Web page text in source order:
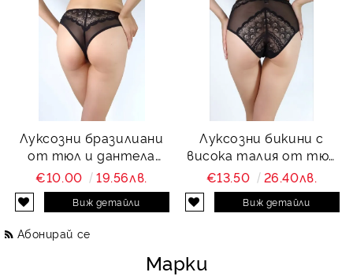
Луксозни бразилиани
от тюл и дантела
Charity
€10.00 19.56лв.
Виж детайли
Луксозни бикини с
висока талия от тюл
и дантела Charity
€13.50 26.40лв.
Виж детайли
Абонирай се
Марки